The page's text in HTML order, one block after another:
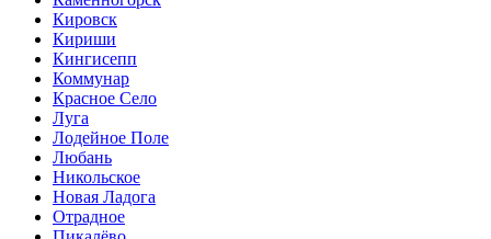
Кировск
Кириши
Кингисепп
Коммунар
Красное Село
Луга
Лодейное Поле
Любань
Никольское
Новая Ладога
Отрадное